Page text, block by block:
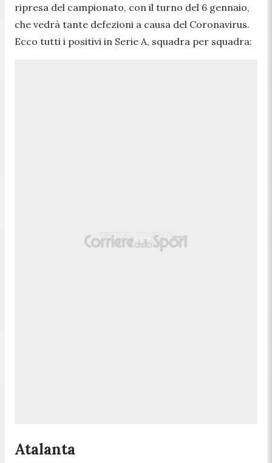
ripresa del campionato, con il turno del 6 gennaio,
che vedrà tante defezioni a causa del Coronavirus.
Ecco tutti i positivi in Serie A, squadra per squadra:
Atalanta